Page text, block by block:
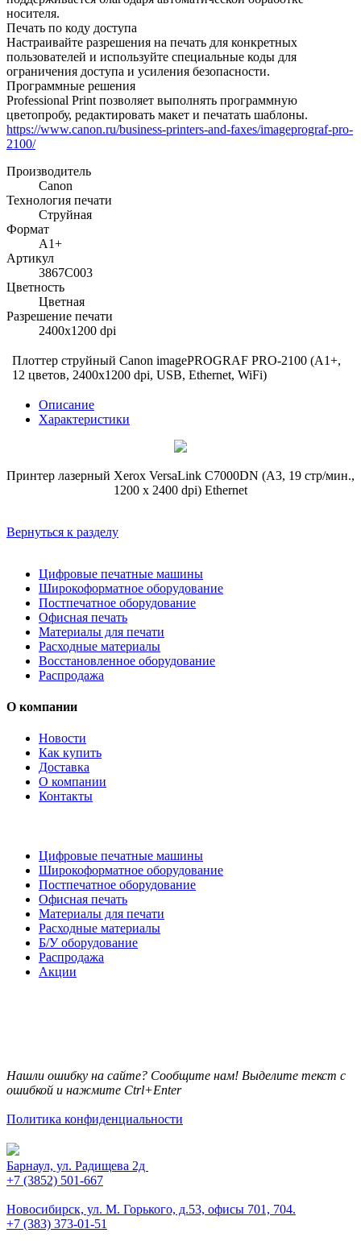
носителя.
Печать по коду доступа
Настраивайте разрешения на печать для конкретных
пользователей и используйте специальные коды для
ограничения доступа и усиления безопасности.
Программные решения
Professional Print позволяет выполнять программную
цветопробу, редактировать макет и печатать шаблоны.
https://www.canon.ru/business-printers-and-faxes/imageprograf-pro-
2100/
Производитель
Canon
Технология печати
Струйная
Формат
A1+
Артикул
3867C003
Цветность
Цветная
Разрешение печати
2400x1200 dpi
Плоттер струйный Canon imagePROGRAF PRO-2100 (A1+,
12 цветов, 2400x1200 dpi, USB, Ethernet, WiFi)
Описание
Характеристики
Принтер лазерный Xerox VersaLink C7000DN (А3, 19 стр/мин.,
1200 x 2400 dpi) Ethernet
Вернуться к разделу
Цифровые печатные машины
Широкоформатное оборудование
Постпечатное оборудование
Офисная печать
Материалы для печати
Расходные материалы
Восстановленное оборудование
Распродажа
О компании
Новости
Как купить
Доставка
О компании
Контакты
Цифровые печатные машины
Широкоформатное оборудование
Постпечатное оборудование
Офисная печать
Материалы для печати
Расходные материалы
Б/У оборудование
Распродажа
Акции
Нашли ошибку на сайте? Сообщите нам! Выделите текст с
ошибкой и нажмите Ctrl+Enter
Политика конфиденциальности
Барнаул, ул. Радищева 2д
+7 (3852) 501-667
Новосибирск, ул. М. Горького, д.53, офисы 701, 704.
+7 (383) 373-01-51